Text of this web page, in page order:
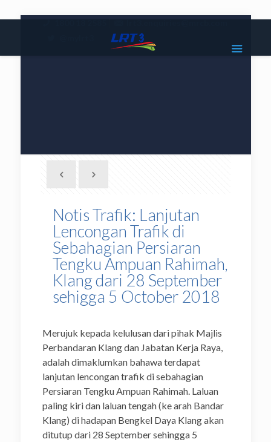
|
Notis Trafik: Lanjutan
Lencongan Trafik di
Sebahagian Persiaran
Tengku Ampuan Rahimah,
Klang dari 28 September
sehigga 5 October 2018
Merujuk kepada kelulusan dari pihak Majlis
Perbandaran Klang dan Jabatan Kerja Raya,
adalah dimaklumkan bahawa terdapat
lanjutan lencongan trafik di sebahagian
Persiaran Tengku Ampuan Rahimah. Laluan
paling kiri dan laluan tengah (ke arah Bandar
Klang) di hadapan Bengkel Daya Klang akan
ditutup dari 28 September sehingga 5